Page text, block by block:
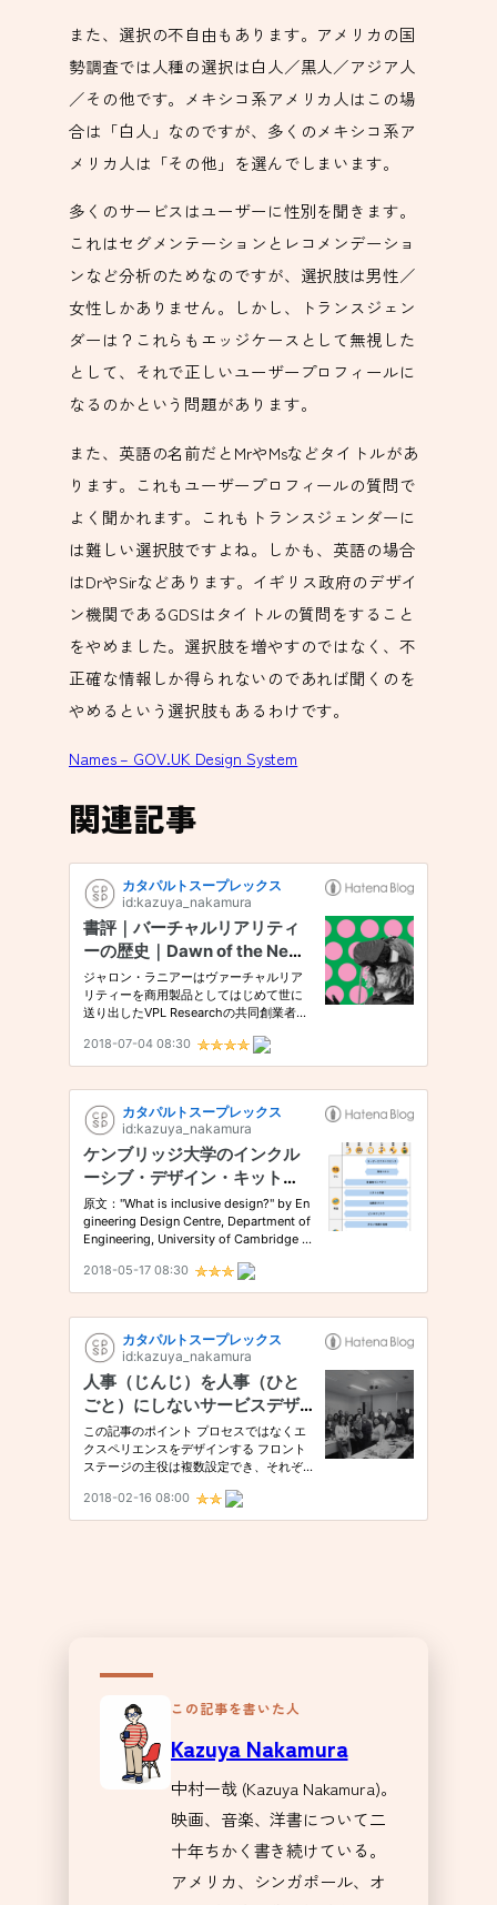
また、選択の不自由もあります。アメリカの国
勢調査では人種の選択は白人／黒人／アジア人
／その他です。メキシコ系アメリカ人はこの場
合は「白人」なのですが、多くのメキシコ系ア
メリカ人は「その他」を選んでしまいます。
多くのサービスはユーザーに性別を聞きます。
これはセグメンテーションとレコメンデーショ
ンなど分析のためなのですが、選択肢は男性／
女性しかありません。しかし、トランスジェン
ダーは？これらもエッジケースとして無視した
として、それで正しいユーザープロフィールに
なるのかという問題があります。
また、英語の名前だとMrやMsなどタイトルがあ
ります。これもユーザープロフィールの質問で
よく聞かれます。これもトランスジェンダーに
は難しい選択肢ですよね。しかも、英語の場合
はDrやSirなどあります。イギリス政府のデザイ
ン機関であるGDSはタイトルの質問をすること
をやめました。選択肢を増やすのではなく、不
正確な情報しか得られないのであれば聞くのを
やめるという選択肢もあるわけです。
Names – GOV.UK Design System
関連記事
この記事を書いた人
Kazuya Nakamura
中村一哉 (Kazuya Nakamura)。
映画、音楽、洋書について二
十年ちかく書き続けている。
アメリカ、シンガポール、オ